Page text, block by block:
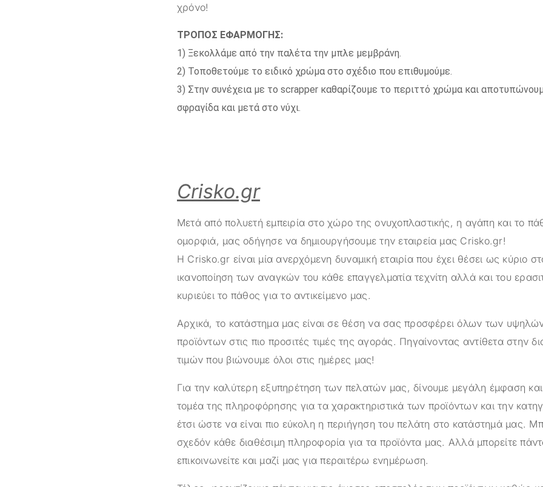
χρόνο!
ΤΡΟΠΟΣ ΕΦΑΡΜΟΓΗΣ:
1) Ξεκολλάμε από την παλέτα την μπλε μεμβράνη.
2) Τοποθετούμε το ειδικό χρώμα στο σχέδιο που επιθυμούμε.
3) Στην συνέχεια με το scrapper καθαρίζουμε το περιττό χρώμα και
σφραγίδα και μετά στο νύχι.
Crisko.gr
Μετά από πολυετή εμπειρία στο χώρο της ονυχοπλαστικής, η αγάπη και το
ομορφιά, μας οδήγησε να δημιουργήσουμε την εταιρεία μας Crisko.gr!
Η Crisko.gr είναι μία ανερχόμενη δυναμική εταιρία που έχει θέσει ως κύριο
ικανοποίηση των αναγκών του κάθε επαγγελματία τεχνίτη αλλά και του
κυριεύει το πάθος για το αντικείμενο μας.
Αρχικά, το κατάστημα μας είναι σε θέση να σας προσφέρει όλων των
προϊόντων στις πιο προσιτές τιμές της αγοράς. Πηγαίνοντας αντίθετα στην
τιμών που βιώνουμε όλοι στις ημέρες μας!
Για την καλύτερη εξυπηρέτηση των πελατών μας, δίνουμε μεγάλη έμφαση
τομέα της πληροφόρησης για τα χαρακτηριστικά των προϊόντων και την
έτσι ώστε να είναι πιο εύκολη η περιήγηση του πελάτη στο κατάστημά μας.
σχεδόν κάθε διαθέσιμη πληροφορία για τα προϊόντα μας. Αλλά μπορείτε
επικοινωνείτε και μαζί μας για περαιτέρω ενημέρωση.